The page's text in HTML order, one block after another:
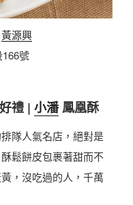
黃源興
號
禮 | 小潘鳳凰酥
隊人氣名店，絕對是
鬆餅皮包裹著甜而不
，沒吃過的人，千萬